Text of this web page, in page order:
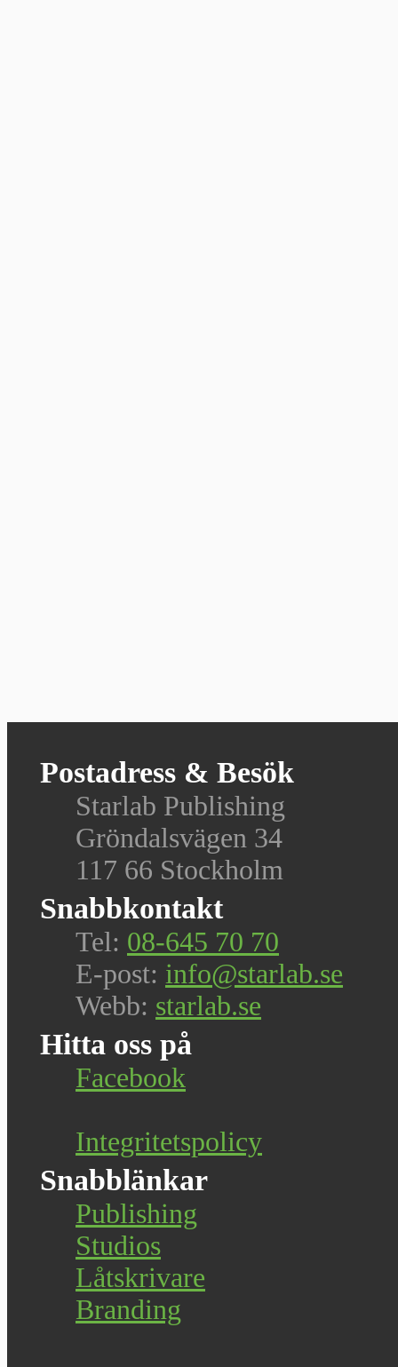
Postadress & Besök
Starlab Publishing
Gröndalsvägen 34
117 66 Stockholm
Snabbkontakt
Tel: 08-645 70 70
E-post: info@starlab.se
Webb: starlab.se
Hitta oss på
Facebook
Integritetspolicy
Snabblänkar
Publishing
Studios
Låtskrivare
Branding